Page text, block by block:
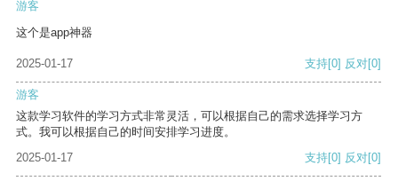
游客
这个是app神器
2025-01-17 支持[0] 反对[0]
游客
这款学习软件的学习方式非常灵活，可以根据自己的需求选择学习方
式。我可以根据自己的时间安排学习进度。
2025-01-17
支持[0] 反对[0]